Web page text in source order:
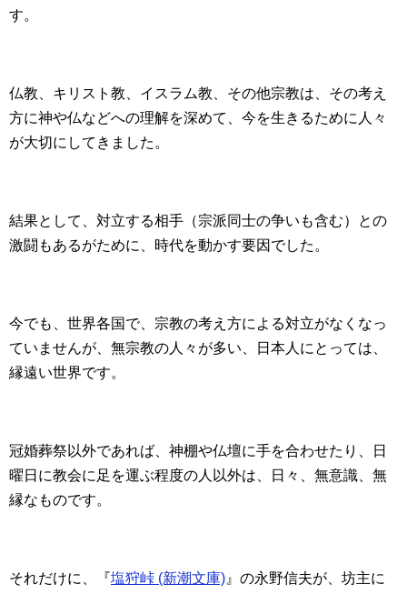
す。
仏教、キリスト教、イスラム教、その他宗教は、その考え
方に神や仏などへの理解を深めて、今を生きるために人々
が大切にしてきました。
結果として、対立する相手（宗派同士の争いも含む）との
激闘もあるがために、時代を動かす要因でした。
今でも、世界各国で、宗教の考え方による対立がなくなっ
ていませんが、無宗教の人々が多い、日本人にとっては、
縁遠い世界です。
冠婚葬祭以外であれば、神棚や仏壇に手を合わせたり、日
曜日に教会に足を運ぶ程度の人以外は、日々、無意識、無
縁なものです。
それだけに、『塩狩峠 (新潮文庫) 』の永野信夫が、坊主に